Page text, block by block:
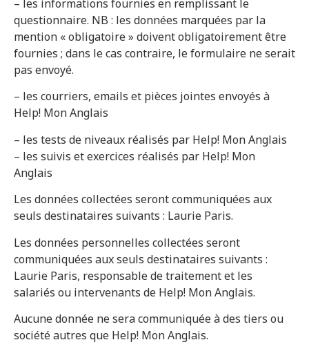
– les informations fournies en remplissant le
questionnaire. NB : les données marquées par la
mention « obligatoire » doivent obligatoirement être
fournies ; dans le cas contraire, le formulaire ne serait
pas envoyé.
– les courriers, emails et pièces jointes envoyés à
Help! Mon Anglais
– les tests de niveaux réalisés par Help! Mon Anglais
– les suivis et exercices réalisés par Help! Mon
Anglais
Les données collectées seront communiquées aux
seuls destinataires suivants : Laurie Paris.
Les données personnelles collectées seront
communiquées aux seuls destinataires suivants :
Laurie Paris, responsable de traitement et les
salariés ou intervenants de Help! Mon Anglais.
Aucune donnée ne sera communiquée à des tiers ou
société autres que Help! Mon Anglais.